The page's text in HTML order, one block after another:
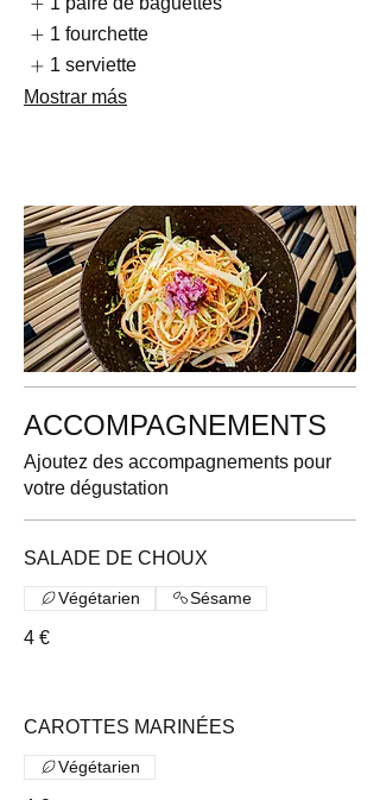
1 fourchette
1 serviette
Mostrar más
ACCOMPAGNEMENTS
Ajoutez des accompagnements pour
votre dégustation
SALADE DE CHOUX
4 €
Végétarien Sésame
CAROTTES MARINÉES
Végétarien